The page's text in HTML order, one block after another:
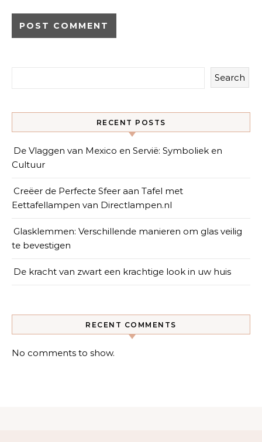
Search
RECENT POSTS
De Vlaggen van Mexico en Servië: Symboliek en
Cultuur
Creëer de Perfecte Sfeer aan Tafel met
Eettafellampen van Directlampen.nl
Glasklemmen: Verschillende manieren om glas veilig
te bevestigen
De kracht van zwart een krachtige look in uw huis
RECENT COMMENTS
No comments to show.